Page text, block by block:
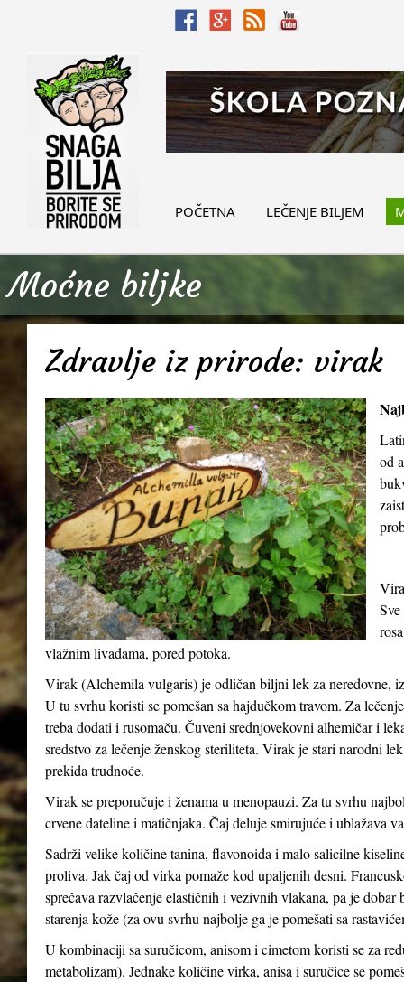
POČETNA LEČENJE BILJEM
Moćne biljke
Zdravlje iz prirode: virak
od
vlažnim livadama, pored potoka.
Virak (Alchemila vulgaris) je odličan biljni lek za neredovne,
U tu svrhu koristi se pomešan sa hajdučkom travom. Za
treba dodati i rusomaču. Čuveni srednjovekovni alhemičar i
sredstvo za lečenje ženskog steriliteta. Virak je stari narodni
prekida trudnoće.
Virak se preporučuje i ženama u menopauzi. Za tu svrhu
crvene dateline i matičnjaka. Čaj deluje smirujuće i ublažava
Sadrži velike količine tanina, flavonoida i malo salicilne
proliva. Jak čaj od virka pomaže kod upaljenih desni.
sprečava razvlačenje elastičnih i vezivnih vlakana, pa je
starenja kože (za ovu svrhu najbolje ga je pomešati sa
U kombinaciji sa suručicom, anisom i cimetom koristi se za
metabolizam). Jednake količine virka, anisa i suručice se